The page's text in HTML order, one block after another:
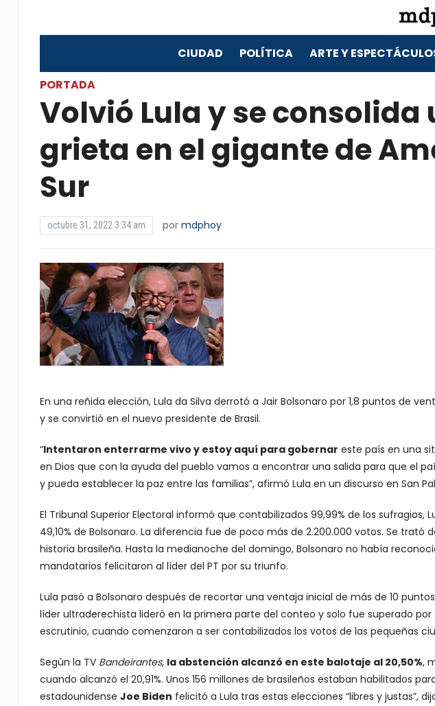
CIUDAD POLÍTICA ARTE Y
PORTADA
Volvió Lula y se consolida
grieta en el gigante de
Sur
octubre 31, 2022 3:34 am por mdphoy
En una reñida elección, Lula da Silva derrotó a Jair Bolsonaro por 1,8 puntos de
y se convirtió en el nuevo presidente de Brasil.
“Intentaron enterrarme vivo y estoy aquí para gobernar este país en una
en Dios que con la ayuda del pueblo vamos a encontrar una salida para que el
y pueda establecer la paz entre las familias”, afirmó Lula en un discurso en San
El Tribunal Superior Electoral informó que contabilizados 99,99% de los sufragios,
49,10% de Bolsonaro. La diferencia fue de poco más de 2.200.000 votos. Se trató
historia brasileña. Hasta la medianoche del domingo, Bolsonaro no había
mandatarios felicitaron al líder del PT por su triunfo.
Lula pasó a Bolsonaro después de recortar una ventaja inicial de más de 10
líder ultraderechista lideró en la primera parte del conteo y solo fue superado por
escrutinio, cuando comenzaron a ser contabilizados los votos de las pequeñas
Según la TV Bandeirantes, la abstención alcanzó en este balotaje al 20,50%,
cuando alcanzó el 20,91%. Unos 156 millones de brasileños estaban habilitados
estadounidense Joe Biden felicitó a Lula tras estas elecciones “libres y justas”,